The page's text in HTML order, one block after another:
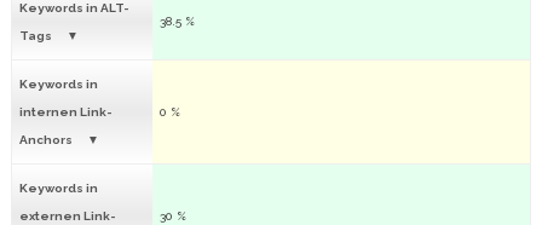
Keywords in ALT-
Tags
38.5 %
Keywords in
internen Link-
Anchors
0 %
Keywords in
externen Link- 30 %